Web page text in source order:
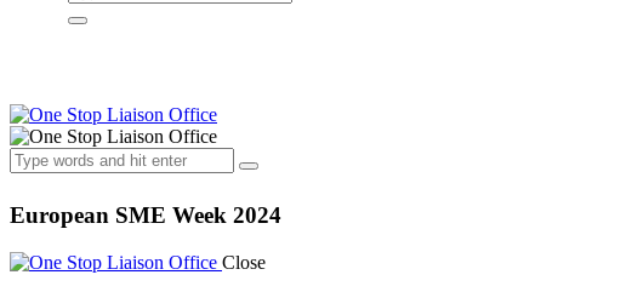
European SME Week 2024
Close